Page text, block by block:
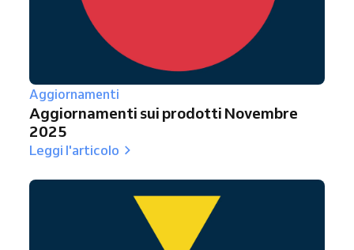
Aggiornamenti
Aggiornamenti sui prodotti Novembre
2025
Leggi l'articolo